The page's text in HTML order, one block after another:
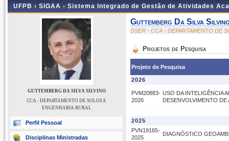
UFPB › SIGAA - Sistema Integrado de Gestão de Atividades
GUTTEMBERG DA SILVA SILVINO
CCA - DEPARTAMENTO DE SOLOS E
ENGENHARIA RURAL
Perfil Pessoal
Disciplinas Ministradas
Guttemberg Da Silva
DSER - CCA - DEPARTAMENTO DE
Projetos de Pesquisa
Projeto de Pesquisa
2026
PVM20883-
2026
USO DA INTELIGÊNCIA
DESENVOLVIMENTO
2025
PVN19165-
2025
DIAGNÓSTICO